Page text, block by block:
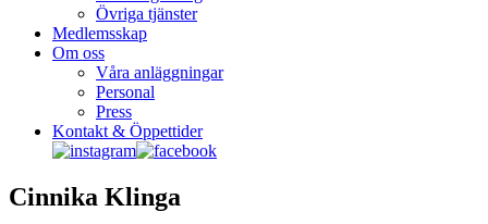
Övriga tjänster
Medlemsskap
Om oss
Våra anläggningar
Personal
Press
Kontakt & Öppettider
Cinnika Klinga